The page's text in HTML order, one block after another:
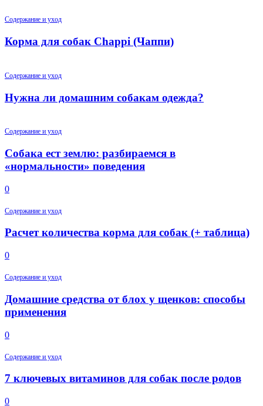
Содержание и уход
Корма для собак Chappi (Чаппи)
Содержание и уход
Нужна ли домашним собакам одежда?
Содержание и уход
Собака ест землю: разбираемся в
«нормальности» поведения
0
Содержание и уход
Расчет количества корма для собак (+ таблица)
0
Содержание и уход
Домашние средства от блох у щенков: способы
применения
0
Содержание и уход
7 ключевых витаминов для собак после родов
0